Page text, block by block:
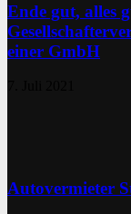
Ende gut, alles
einer GmbH
Autovermieter